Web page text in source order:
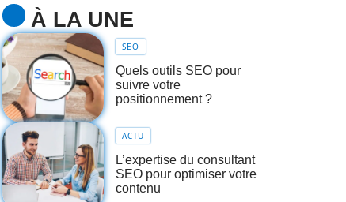
À LA UNE
SEO
Quels outils SEO pour
suivre votre
positionnement ?
ACTU
L’expertise du consultant
SEO pour optimiser votre
contenu